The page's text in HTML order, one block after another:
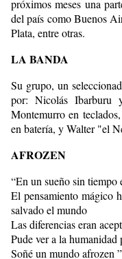
próximos meses una
del país como Buenos
Plata, entre otras.
LA BANDA
Su grupo, un
por: Nicolás Ibarburu
Montemurro en
en batería, y Walter "el
AFROZEN
“En un sueño sin tiempo
El pensamiento mágico
salvado el mundo
Las diferencias eran
Pude ver a la
Soñé un mundo afrozen ”